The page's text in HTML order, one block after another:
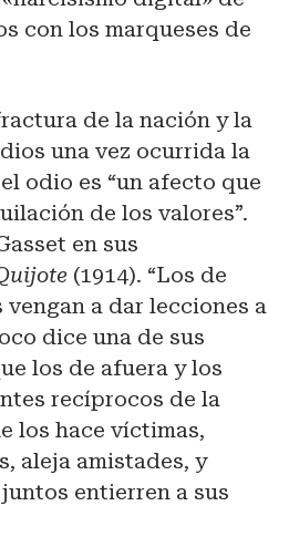
con los marqueses de
de la nación y la
una vez ocurrida la
odio es “un afecto que
de los valores”.
en sus
(1914). “Los de
vengan a dar lecciones a
dice una de sus
los de afuera y los
recíprocos de la
los hace víctimas,
aleja amistades, y
entierren a sus